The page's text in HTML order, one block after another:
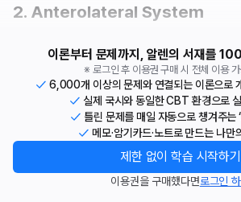
2. Anterolateral System
이론부터 문제까지, 알렌의 서재를
※ 로그인 후 이용권 구매 시 전체 이용
6,000개 이상의 문제와 연결되는 이론으로
실제 국시와 동일한 CBT 환경으로
틀린 문제를 매일 자동으로 챙겨주는
메모·암기카드·노트로 만드는 나만
제한 없이 학습 시작하기
이용권을 구매했다면로그인 하